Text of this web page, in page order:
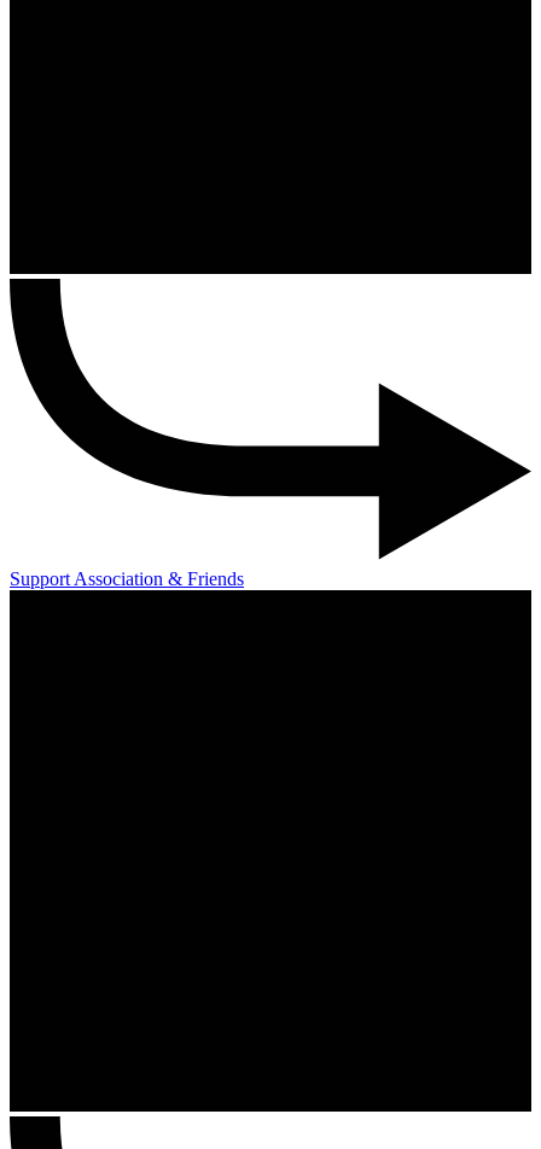
Support Association & Friends